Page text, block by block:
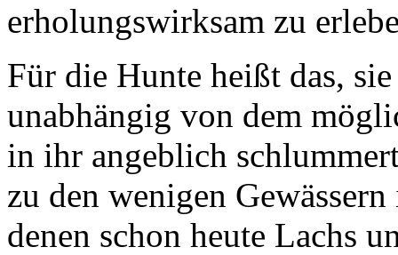
erholungswirksam zu
Für die Hunte heißt das,
unabhängig von dem
in ihr angeblich
zu den wenigen
denen schon heute Lachs